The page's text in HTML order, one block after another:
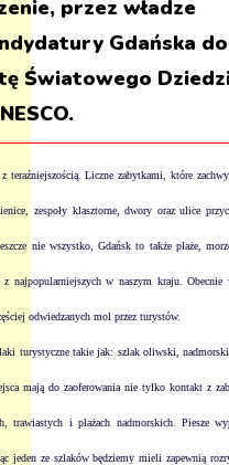
przez władze
Gdańska do
Światowego
Liczne zabytkami, które
zespoły klasztorne,dwory oraz ulice
nie wszystko, Gdańsk to także plaże,
z najpopularniejszych w naszym kraju. Obecnie
odwiedzanych mol przez turystów.
turystyczne takie jak: szlak oliwski,
mają do zaoferowania nie tylko kontakt z
trawiastych i plażach nadmorskich. Piesze
jeden ze szlaków będziemy mieli zapewnią